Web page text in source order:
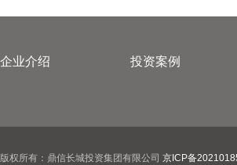
企业介绍 投资案例
版权所有：鼎信长城投资集团有限公司 京ICP备